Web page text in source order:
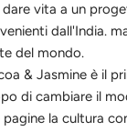
dare vita a un
dall'India.
del mondo.
& Jasmine è il
di cambiare il
pagine la cultura